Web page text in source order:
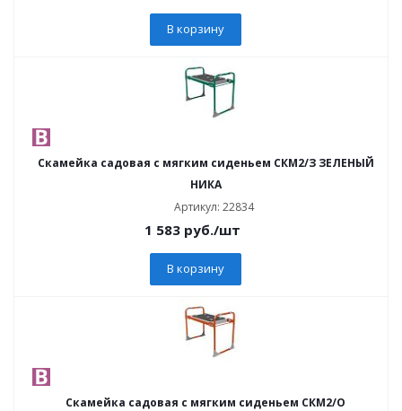
В корзину
Скамейка садовая с мягким сиденьем СКМ2/З ЗЕЛЕНЫЙ
НИКА
Артикул: 22834
1 583руб./шт
В корзину
Скамейка садовая с мягким сиденьем СКМ2/О